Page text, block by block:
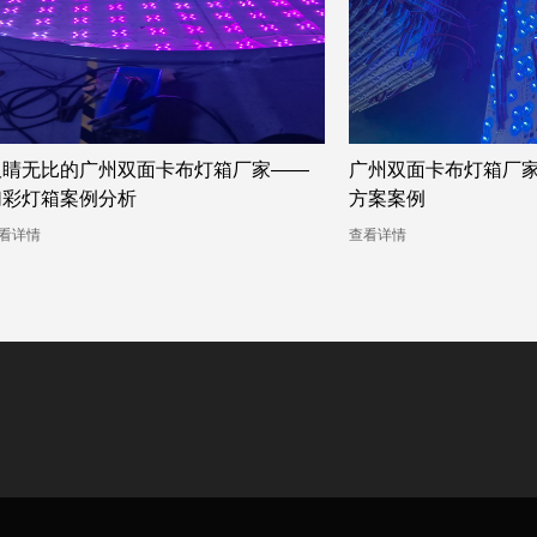
双面卡布灯箱厂家提供的幻彩灯箱
案例
详情
佛山户外卡布灯箱厂
缔造吸引视觉的广告
查看详情